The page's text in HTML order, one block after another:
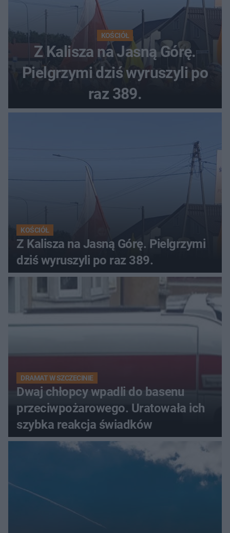
KOŚCIÓŁ
Z Kalisza na Jasną Górę.
Pielgrzymi dziś wyruszyli po
raz 389.
KOŚCIÓŁ
Z Kalisza na Jasną Górę. Pielgrzymi
dziś wyruszyli po raz 389.
DRAMAT W SZCZECINIE
Dwaj chłopcy wpadli do basenu
przeciwpożarowego. Uratowała ich
szybka reakcja świadków